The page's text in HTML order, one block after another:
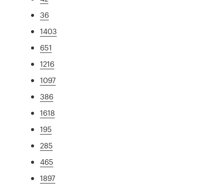
36
1403
651
1216
1097
386
1618
195
285
465
1897